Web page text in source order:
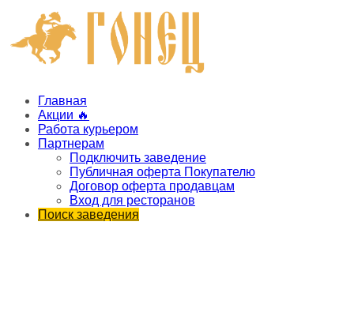
Главная
Акции 🔥
Работа курьером
Партнерам
Подключить заведение
Публичная оферта Покупателю
Договор оферта продавцам
Вход для ресторанов
Поиск заведения